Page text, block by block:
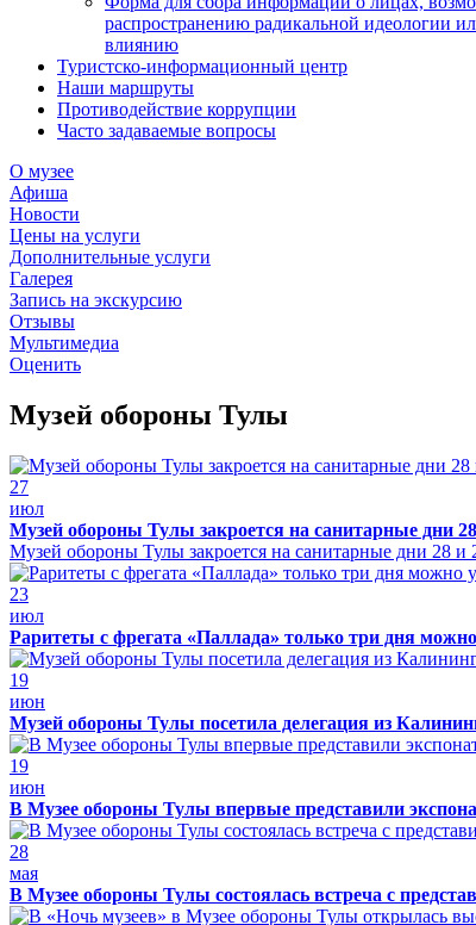
распространению радикальной идеологии
влиянию
Туристско-информационный центр
Наши маршруты
Противодействие коррупции
Часто задаваемые вопросы
О музее
Афиша
Новости
Цены на услуги
Дополнительные услуги
Галерея
Запись на экскурсию
Отзывы
Мультимедиа
Оценить
Музей обороны Тулы
27
июл
Музей обороны Тулы закроется на санитарные дни
Музей обороны Тулы закроется на санитарные дни 28 и
23
июл
Раритеты с фрегата «Паллада» только три дня
19
июн
Музей обороны Тулы посетила делегация из
19
июн
В Музее обороны Тулы впервые представили
28
мая
В Музее обороны Тулы состоялась встреча с